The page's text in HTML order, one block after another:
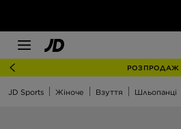
РОЗПРОДАЖ
JD Sports Жіноче Взуття Шльопанці